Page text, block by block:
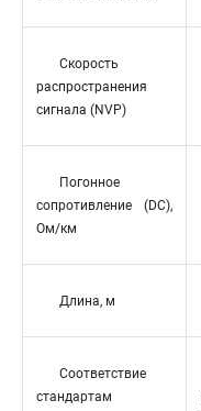
Скорость
распространения
сигнала (NVP)
Погонное
сопротивление (DC),
Ом/км
Длина, м
Соответствие
стандартам